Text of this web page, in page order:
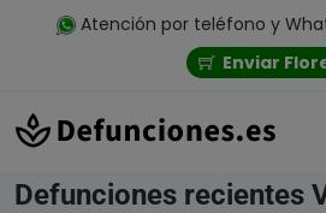
Atención por teléfono y
Enviar
Defunciones recientes